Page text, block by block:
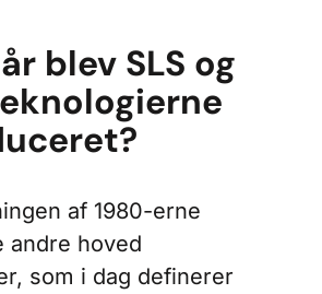
blev SLS og
af 1980-erne
andre hoved
som i dag definerer